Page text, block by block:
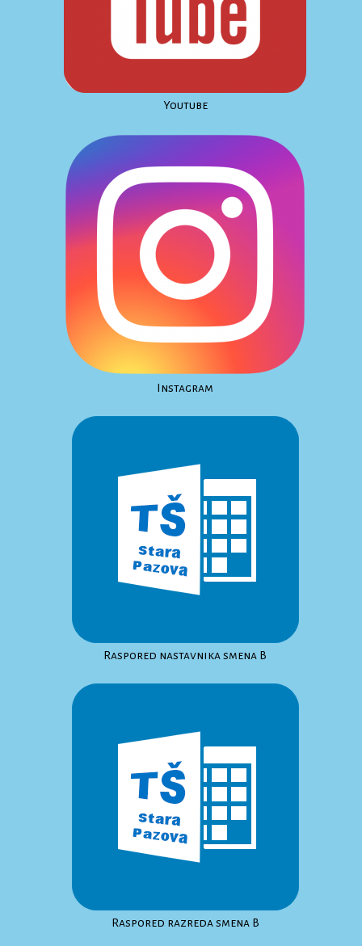
Youtube
Instagram
Raspored nastavnika smena B
Raspored razreda smena B